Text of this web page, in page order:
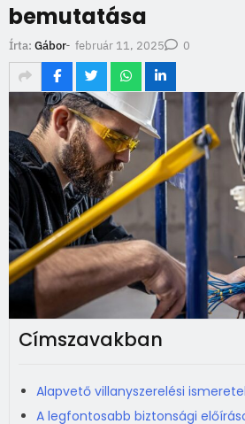
bemutatása
Írta: Gábor- február 11, 2025 0
Címszavakban
Alapvető villanyszerelési
A legfontosabb biztonsági